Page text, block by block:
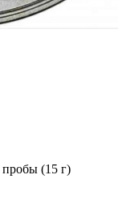
пробы (15 г)